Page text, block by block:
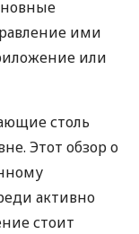
ими
или
столь
Этот обзор о
активно
стоит